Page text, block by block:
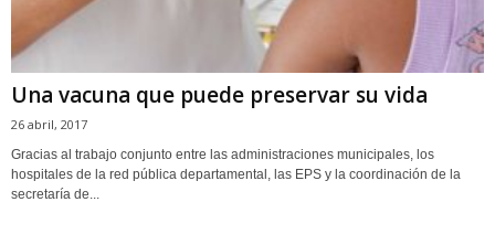
Una vacuna que puede preservar su vida
26 abril, 2017
Gracias al trabajo conjunto entre las administraciones municipales, los
hospitales de la red pública departamental, las EPS y la coordinación de la
secretaría de...